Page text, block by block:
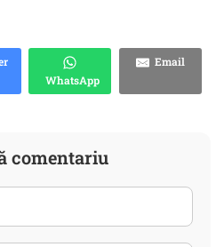
WhatsApp
Email
comentariu